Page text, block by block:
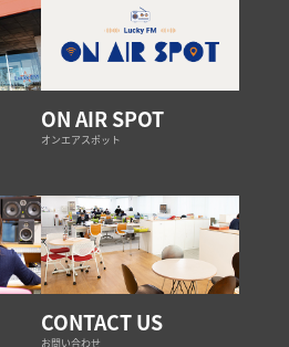
ON AIR SPOT
オンエアスポット
CONTACT US
お問い合わせ